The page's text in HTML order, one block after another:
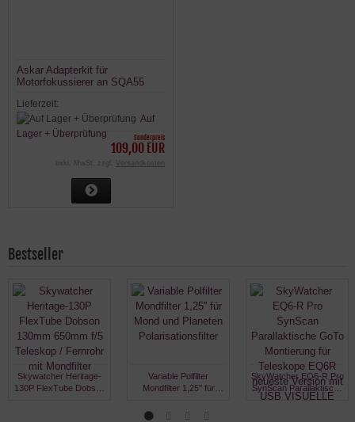
Askar Adapterkit für
Motorfokussierer an SQA55
Lieferzeit:
Auf
Lager + Überprüfung
Sonderpreis
109,00 EUR
exkl. MwSt. zzgl. Versandkosten
Bestseller
Skywatcher Heritage-
130P FlexTube Dobson
Variable Polfilter
Mondfilter 1,25'' für
Polarisationsfilter
SkyWatcher EQ6-R Pro
SynScan Parallaktische
GoTo Montierung für